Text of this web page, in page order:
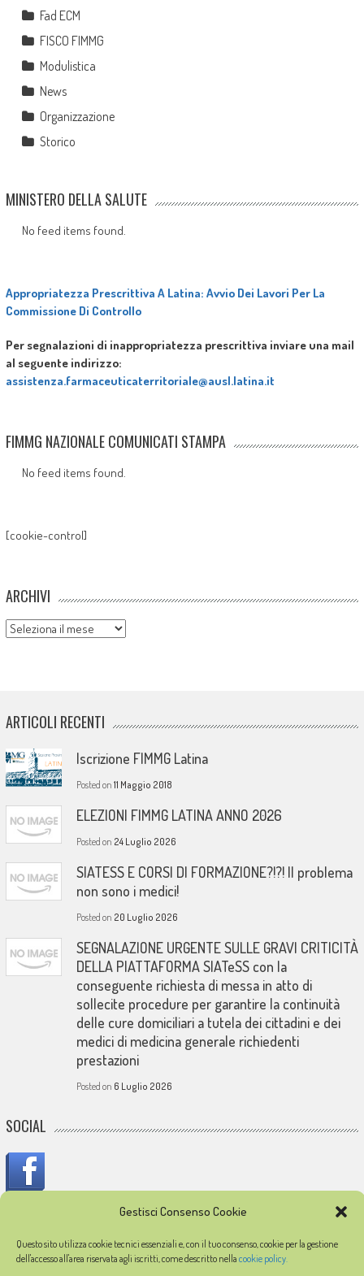
Gestisci Consenso Cookie
Questo sito utilizza cookie tecnici essenziali e, con il tuo consenso, cookie per la gestione
dell'accesso all'area riservata agli iscritti, come descritto nella cookie policy.
Fad ECM
FISCO FIMMG
Modulistica
News
Organizzazione
Storico
MINISTERO DELLA SALUTE
No feed items found.
Appropriatezza Prescrittiva A Latina: Avvio Dei Lavori Per La
Commissione Di Controllo
Per segnalazioni di inappropriatezza prescrittiva inviare una mail
al seguente indirizzo:
assistenza.farmaceuticaterritoriale@ausl.latina.it
FIMMG NAZIONALE COMUNICATI STAMPA
No feed items found.
[cookie-control]
ARCHIVI
Archivi
ARTICOLI RECENTI
Iscrizione FIMMG Latina
Posted on 11 Maggio 2018
ELEZIONI FIMMG LATINA ANNO 2026
Posted on 24 Luglio 2026
SIATESS E CORSI DI FORMAZIONE?!?! Il problema
non sono i medici!
Posted on 20 Luglio 2026
SEGNALAZIONE URGENTE SULLE GRAVI CRITICITÀ
DELLA PIATTAFORMA SIATeSS con la
conseguente richiesta di messa in atto di
sollecite procedure per garantire la continuità
delle cure domiciliari a tutela dei cittadini e dei
medici di medicina generale richiedenti
prestazioni
Posted on 6 Luglio 2026
SOCIAL
In memoria dei medici caduti durante l'epidemia di COVID-19